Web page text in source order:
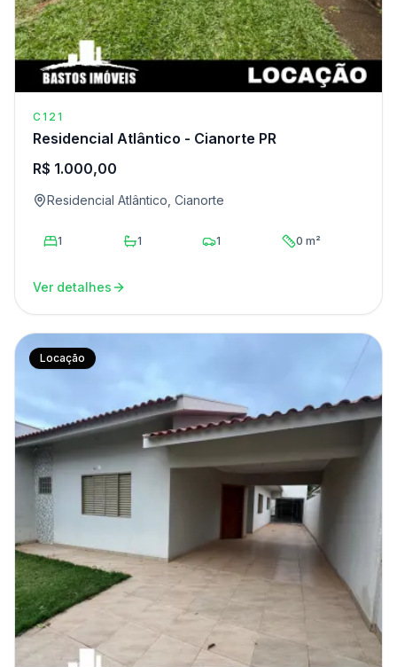
C121
Residencial Atlântico - Cianorte PR
R$ 1.000,00
Residencial Atlântico, Cianorte
1 1 1 0 m²
Ver detalhes
Locação